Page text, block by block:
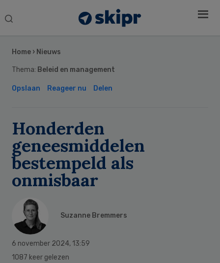
Search
Home › Nieuws
Thema: Beleid en management
Opslaan Reageer nu Delen
Honderden
geneesmiddelen
bestempeld als
onmisbaar
Suzanne Bremmers
6 november 2024, 13:59
1087 keer gelezen
Sidebar